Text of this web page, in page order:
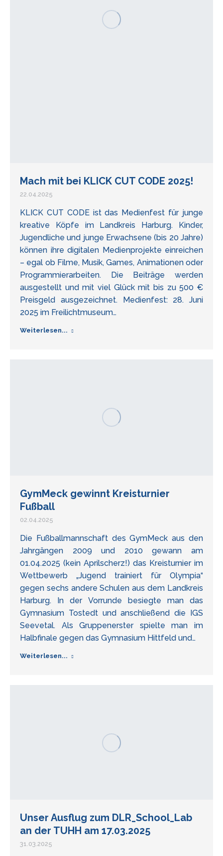
Mach mit bei KLICK CUT CODE 2025!
22.04.2025
KLICK CUT CODE ist das Medienfest für junge
kreative Köpfe im Landkreis Harburg. Kinder,
Jugendliche und junge Erwachsene (bis 20 Jahre)
können ihre digitalen Medienprojekte einreichen
– egal ob Filme, Musik, Games, Animationen oder
Programmierarbeiten. Die Beiträge werden
ausgestellt und mit viel Glück mit bis zu 500 €
Preisgeld ausgezeichnet. Medienfest: 28. Juni
2025 im Freilichtmuseum…
Weiterlesen...
GymMeck gewinnt Kreisturnier
Fußball
02.04.2025
Die Fußballmannschaft des GymMeck aus den
Jahrgängen 2009 und 2010 gewann am
01.04.2025 (kein Aprilscherz!) das Kreisturnier im
Wettbewerb „Jugend trainiert für Olympia“
gegen sechs andere Schulen aus dem Landkreis
Harburg. In der Vorrunde besiegte man das
Gymnasium Tostedt und anschließend die IGS
Seevetal. Als Gruppenerster spielte man im
Halbfinale gegen das Gymnasium Hittfeld und…
Weiterlesen...
Unser Ausflug zum DLR_School_Lab
an der TUHH am 17.03.2025
31.03.2025